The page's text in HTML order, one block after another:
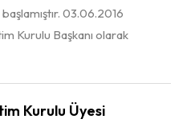
03.06.2016
Kurulu Başkanı olarak
Kurulu Üyesi